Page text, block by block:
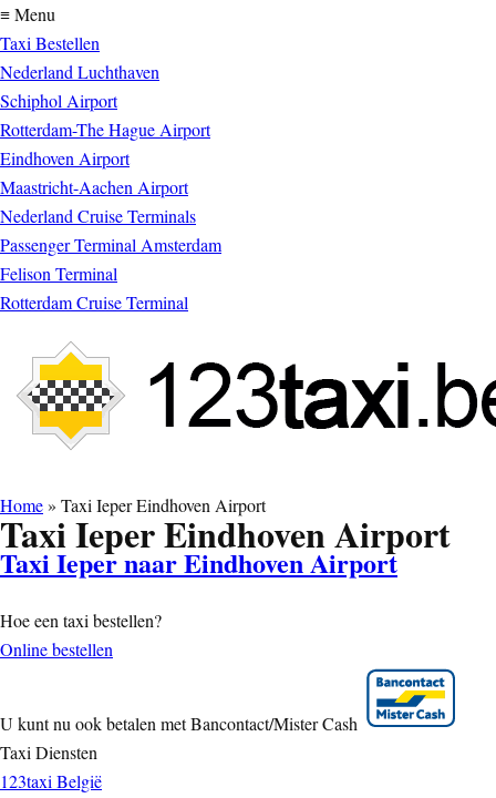
≡ Menu
Taxi Bestellen
Nederland Luchthaven
Schiphol Airport
Rotterdam-The Hague Airport
Eindhoven Airport
Maastricht-Aachen Airport
Nederland Cruise Terminals
Passenger Terminal Amsterdam
Felison Terminal
Rotterdam Cruise Terminal
Home» Taxi Ieper Eindhoven Airport
Taxi Ieper Eindhoven Airport
Taxi Ieper naar Eindhoven Airport
Hoe een taxi bestellen?
Online bestellen
U kunt nu ook betalen met Bancontact/Mister Cash
Taxi Diensten
123taxi België